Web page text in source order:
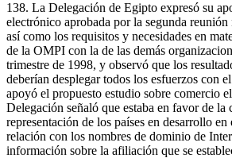
138. La Delegación de Egipto expresó su
electrónico aprobada por la segunda
así como los requisitos y necesidades en
de la OMPI con la de las demás
trimestre de 1998, y observó que los
deberían desplegar todos los esfuerzos con
apoyó el propuesto estudio sobre comercio
Delegación señaló que estaba en favor de
representación de los países en desarrollo
relación con los nombres de dominio de
información sobre la afiliación que se